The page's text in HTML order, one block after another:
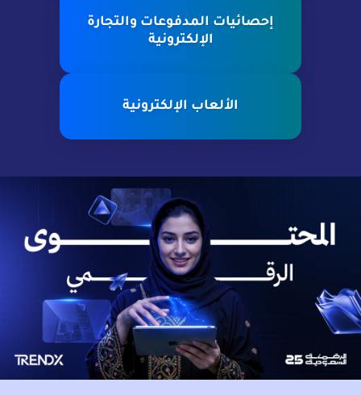
إحصائيات المدفوعات والتجارة
الإلكترونية
الألعاب الإلكترونية